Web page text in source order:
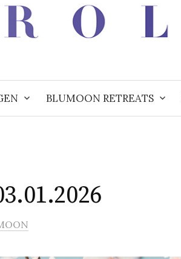
BLUMOON RETREATS